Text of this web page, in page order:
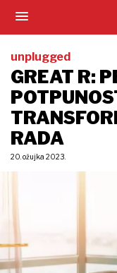
unplugged
GREAT R:
RADA
20. ožujka 2023.